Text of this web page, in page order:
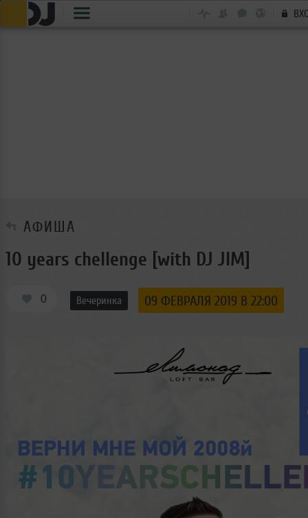
АФИША
10 years chellenge [with DJ JIM]
0 Вечеринка 09 ФЕВРАЛЯ 2019 В 22:00